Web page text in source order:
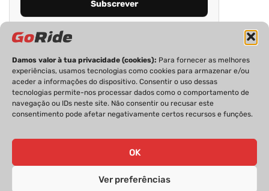
Damos valor à tua privacidade (cookies): Para fornecer as melhores
experiências, usamos tecnologias como cookies para armazenar e/ou
aceder a informações do dispositivo. Consentir o uso dessas
tecnologias permite-nos processar dados como o comportamento de
navegação ou IDs neste site. Não consentir ou recusar este
consentimento pode afetar negativamente certos recursos e funções.
OK
Ver preferências
PRIVACIDADE FICHA TÉCNICA
ESTATUTO EDITORIAL